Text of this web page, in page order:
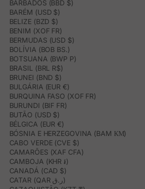
BARBADOS (BBD $)
BARÉM (USD $)
BELIZE (BZD $)
BENIM (XOF FR)
BERMUDAS (USD $)
BOLÍVIA (BOB BS.)
BOTSUANA (BWP P)
BRASIL (BRL R$)
BRUNEI (BND $)
BULGÁRIA (EUR €)
BURQUINA FASO (XOF FR)
BURUNDI (BIF FR)
BUTÃO (USD $)
BÉLGICA (EUR €)
BÓSNIA E HERZEGOVINA (BAM КМ)
CABO VERDE (CVE $)
CAMARÕES (XAF CFA)
CAMBOJA (KHR ៛)
CANADÁ (CAD $)
CATAR (QAR ر.ق)